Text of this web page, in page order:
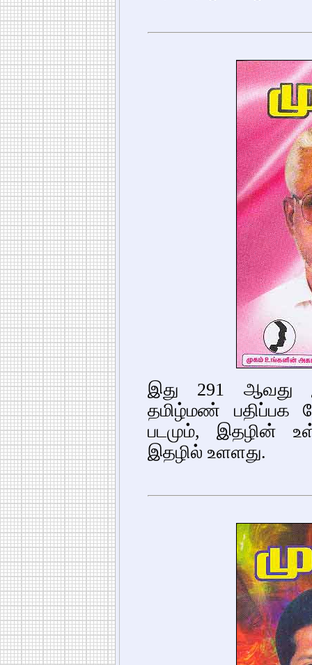
இது 291 ஆவது
தமிழ்மண் பதிப்பக
படமும், இதழின்
இதழில் உளளது.